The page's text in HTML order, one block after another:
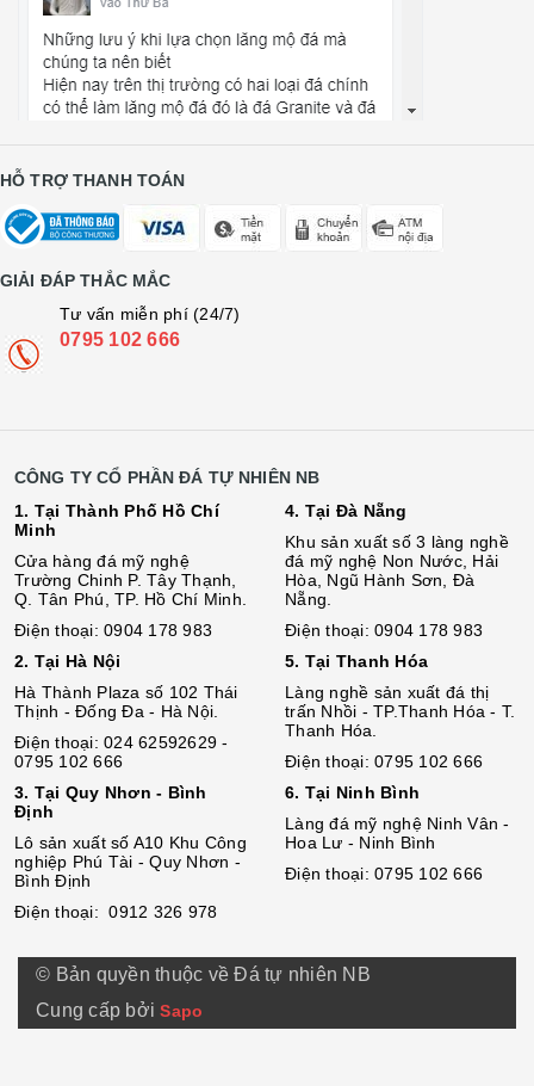
HỖ TRỢ THANH TOÁN
GIẢI ĐÁP THẮC MẮC
Tư vấn miễn phí (24/7)
0795 102 666
CÔNG TY CỔ PHẦN ĐÁ TỰ NHIÊN NB
1. Tại Thành Phố Hồ Chí
Minh
Cửa hàng đá mỹ nghệ
Trường Chinh P. Tây Thạnh,
Q. Tân Phú, TP. Hồ Chí Minh.
Điện thoại: 0904 178 983
2. Tại Hà Nội
Hà Thành Plaza số 102 Thái
Thịnh - Đống Đa - Hà Nội.
Điện thoại: 024 62592629 -
0795 102 666
3. Tại Quy Nhơn - Bình
Định
Lô sản xuất số A10 Khu Công
nghiệp Phú Tài - Quy Nhơn -
Bình Định
Điện thoại: 0912 326 978
4. Tại Đà Nẵng
Khu sản xuất số 3 làng nghề
đá mỹ nghệ Non Nước, Hải
Hòa, Ngũ Hành Sơn, Đà
Nẵng.
Điện thoại: 0904 178 983
5. Tại Thanh Hóa
Làng nghề sản xuất đá thị
trấn Nhồi - TP.Thanh Hóa - T.
Thanh Hóa.
Điện thoại: 0795 102 666
6. Tại Ninh Bình
Làng đá mỹ nghệ Ninh Vân -
Hoa Lư - Ninh Bình
Điện thoại: 0795 102 666
© Bản quyền thuộc về Đá tự nhiên NB
Cung cấp bởiSapo